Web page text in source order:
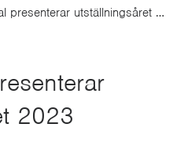
bera nordal presenterar utställningsåret 2023
2023